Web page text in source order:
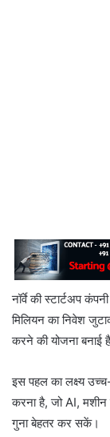
नॉर्वे की स्टार्टअप कंपनी
मिलियन का निवेश
करने की योजना बनाई
इस पहल का लक्ष्य
करना है, जो AI, मशीन
गुना बेहतर कर सकें।